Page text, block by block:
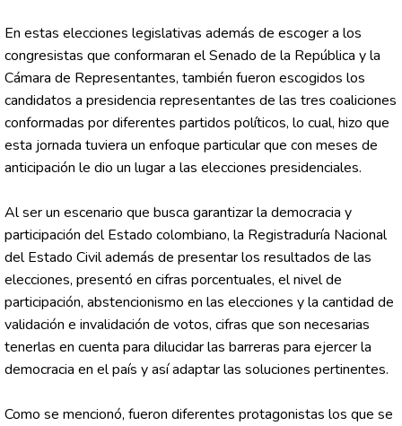
En estas elecciones legislativas además de escoger a los
congresistas que conformaran el Senado de la República y la
Cámara de Representantes, también fueron escogidos los
candidatos a presidencia representantes de las tres coaliciones
conformadas por diferentes partidos políticos, lo cual, hizo que
esta jornada tuviera un enfoque particular que con meses de
anticipación le dio un lugar a las elecciones presidenciales.
Al ser un escenario que busca garantizar la democracia y
participación del Estado colombiano, la Registraduría Nacional
del Estado Civil además de presentar los resultados de las
elecciones, presentó en cifras porcentuales, el nivel de
participación, abstencionismo en las elecciones y la cantidad de
validación e invalidación de votos, cifras que son necesarias
tenerlas en cuenta para dilucidar las barreras para ejercer la
democracia en el país y así adaptar las soluciones pertinentes.
Como se mencionó, fueron diferentes protagonistas los que se